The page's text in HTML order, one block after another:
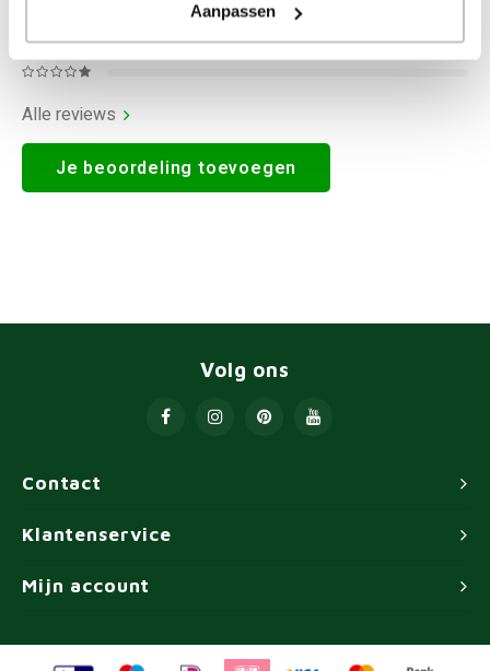
Aanpassen
Alle reviews
Je beoordeling toevoegen
Contact
Volg ons
Klantenservice
Mijn account